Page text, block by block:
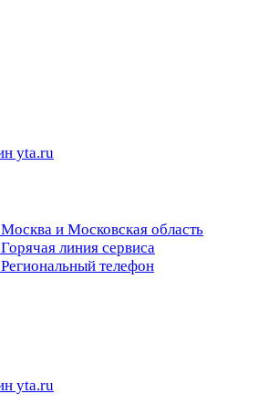
Москва и Московская область
Горячая линия сервиса
Региональный телефон